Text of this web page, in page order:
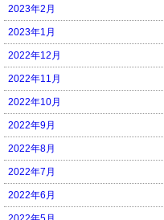
2023年2月
2023年1月
2022年12月
2022年11月
2022年10月
2022年9月
2022年8月
2022年7月
2022年6月